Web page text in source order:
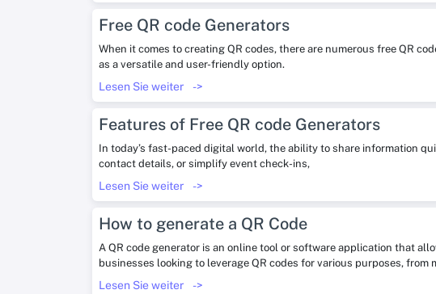
Free QR code Generators
When it comes to creating QR codes, there are numerous free QR
as a versatile and user-friendly option.
Lesen Sie weiter ->
Features of Free QR code Generators
In today’s fast-paced digital world, the ability to share information
contact details, or simplify event check-ins,
Lesen Sie weiter ->
How to generate a QR Code
A QR code generator is an online tool or software application that
businesses looking to leverage QR codes for various purposes, from
Lesen Sie weiter ->